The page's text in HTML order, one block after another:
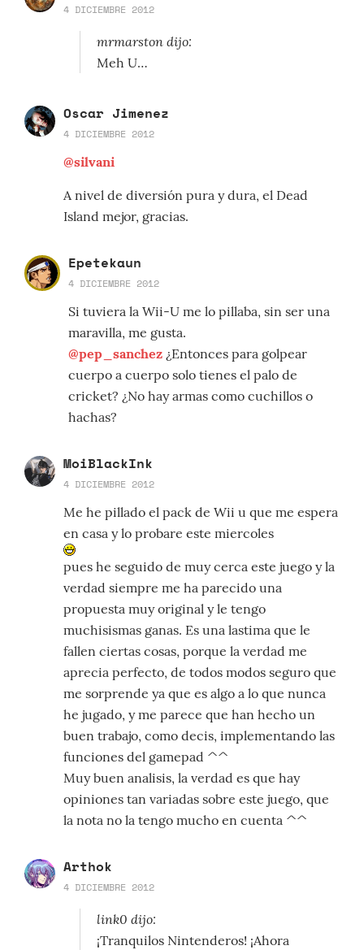
4 DICIEMBRE 2012
mrmarston dijo:
Meh U…
Oscar Jimenez
4 DICIEMBRE 2012
@silvani
A nivel de diversión pura y dura, el Dead
Island mejor, gracias.
Epetekaun
4 DICIEMBRE 2012
Si tuviera la Wii-U me lo pillaba, sin ser una
maravilla, me gusta.
@pep_sanchez ¿Entonces para golpear
cuerpo a cuerpo solo tienes el palo de
cricket? ¿No hay armas como cuchillos o
hachas?
MoiBlackInk
4 DICIEMBRE 2012
Me he pillado el pack de Wii u que me espera
en casa y lo probare este miercoles
pues he seguido de muy cerca este juego y la
verdad siempre me ha parecido una
propuesta muy original y le tengo
muchisismas ganas. Es una lastima que le
fallen ciertas cosas, porque la verdad me
aprecia perfecto, de todos modos seguro que
me sorprende ya que es algo a lo que nunca
he jugado, y me parece que han hecho un
buen trabajo, como decis, implementando las
funciones del gamepad ^^
Muy buen analisis, la verdad es que hay
opiniones tan variadas sobre este juego, que
la nota no la tengo mucho en cuenta ^^
Arthok
4 DICIEMBRE 2012
link0 dijo:
¡Tranquilos Nintenderos! ¡Ahora